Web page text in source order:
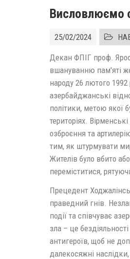
Висловлюємо
25/02/2024
Декан ФПІГ проф.
вшануванню пам'яті
народу 26 лютого
азербайджанські
політики, метою якої
територіях.
озброєння та
тим, як штурмувати
Жителів було вбито
переміститися,
Прецедент
праведний гнів.
події та співчуває
зла – це
антигероїв, щоб не
далекосяжні